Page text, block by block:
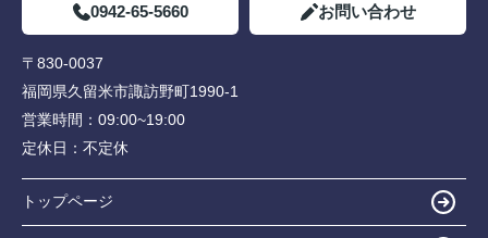
0942-65-5660 お問い合わせ
〒830-0037
福岡県久留米市諏訪野町1990-1
営業時間： 09:00~19:00
定休日： 不定休
トップページ